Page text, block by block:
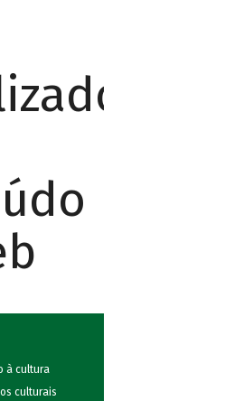
à cultura
culturais